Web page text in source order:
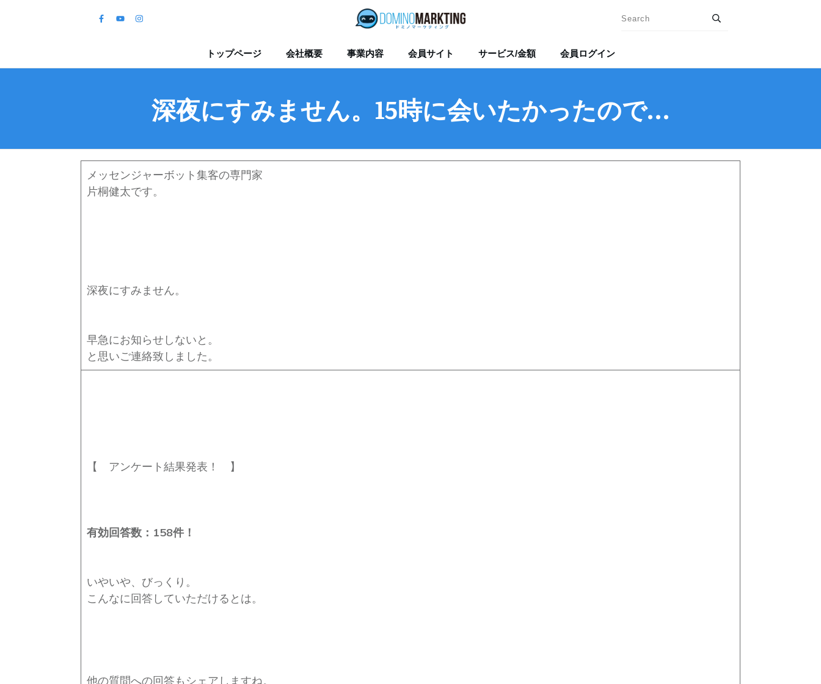
トップページ 会社概要 事業内容 会員サイト サービス/金額 会員ログイン
深夜にすみません。15時に会いたかったので…
メッセンジャーボット集客の専門家
片桐健太です。
深夜にすみません。
早急にお知らせしないと。
と思いご連絡致しました。
【 アンケート結果発表！ 】
有効回答数：158件！
いやいや、びっくり。
こんなに回答していただけるとは。
他の質問への回答もシェアしますね。